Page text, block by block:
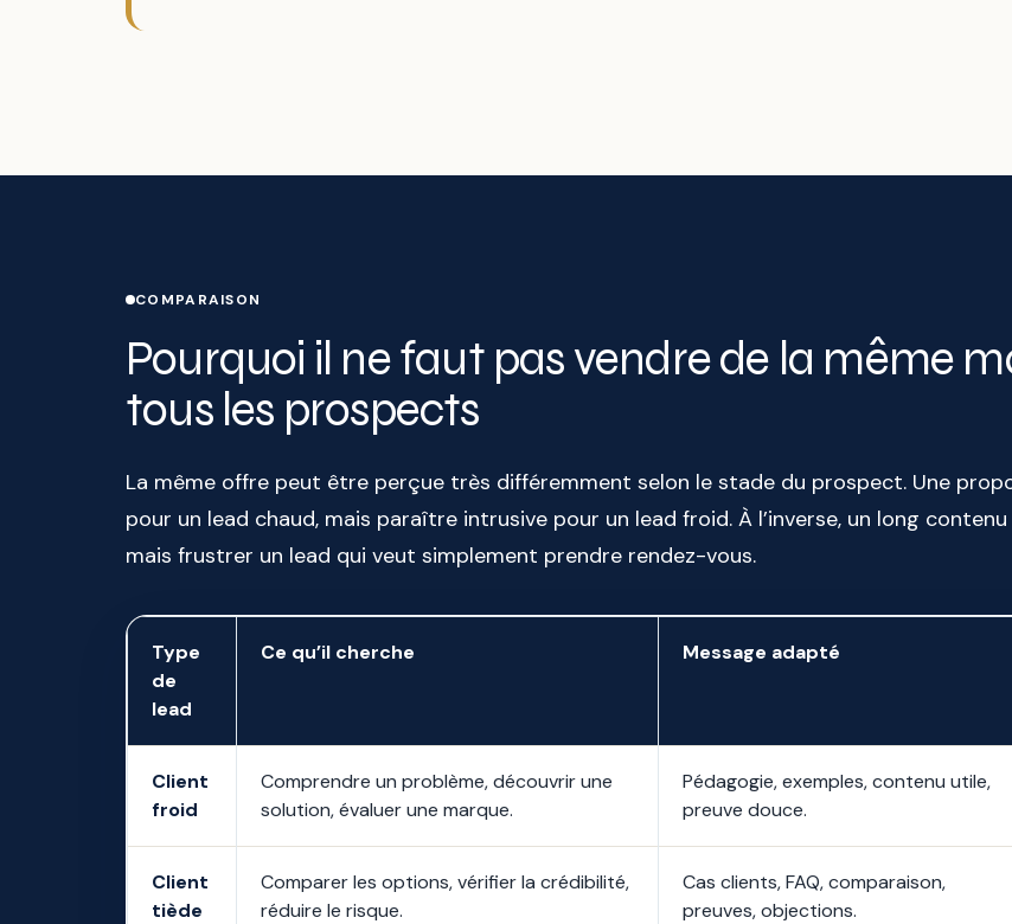
COMPARAISON
Pourquoi il ne faut pas vendre de la même
tous les prospects
La même offre peut être perçue très différemment selon le stade du prospect. Une
pour un lead chaud, mais paraître intrusive pour un lead froid. À l’inverse, un long
mais frustrer un lead qui veut simplement prendre rendez-vous.
Type
de
lead
Ce qu’il cherche Message adapté
Client
froid
Comprendre un problème, découvrir une
solution, évaluer une marque.
Pédagogie, exemples, contenu utile,
preuve douce.
Client
tiède
Comparer les options, vérifier la crédibilité,
réduire le risque.
Cas clients, FAQ, comparaison,
preuves, objections.